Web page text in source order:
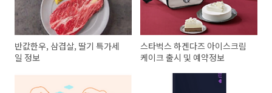
반값한우, 삼겹살, 딸기 특가세
일 정보
스타벅스 하겐다즈 아이스크림
케이크 출시 및 예약정보